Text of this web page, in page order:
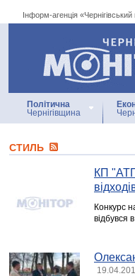
Інформ-агенція «Чернігівський
Інформ-агенція
Політична
Чернігівщина
СТИЛЬ
КП
Конкурс
відбувся в